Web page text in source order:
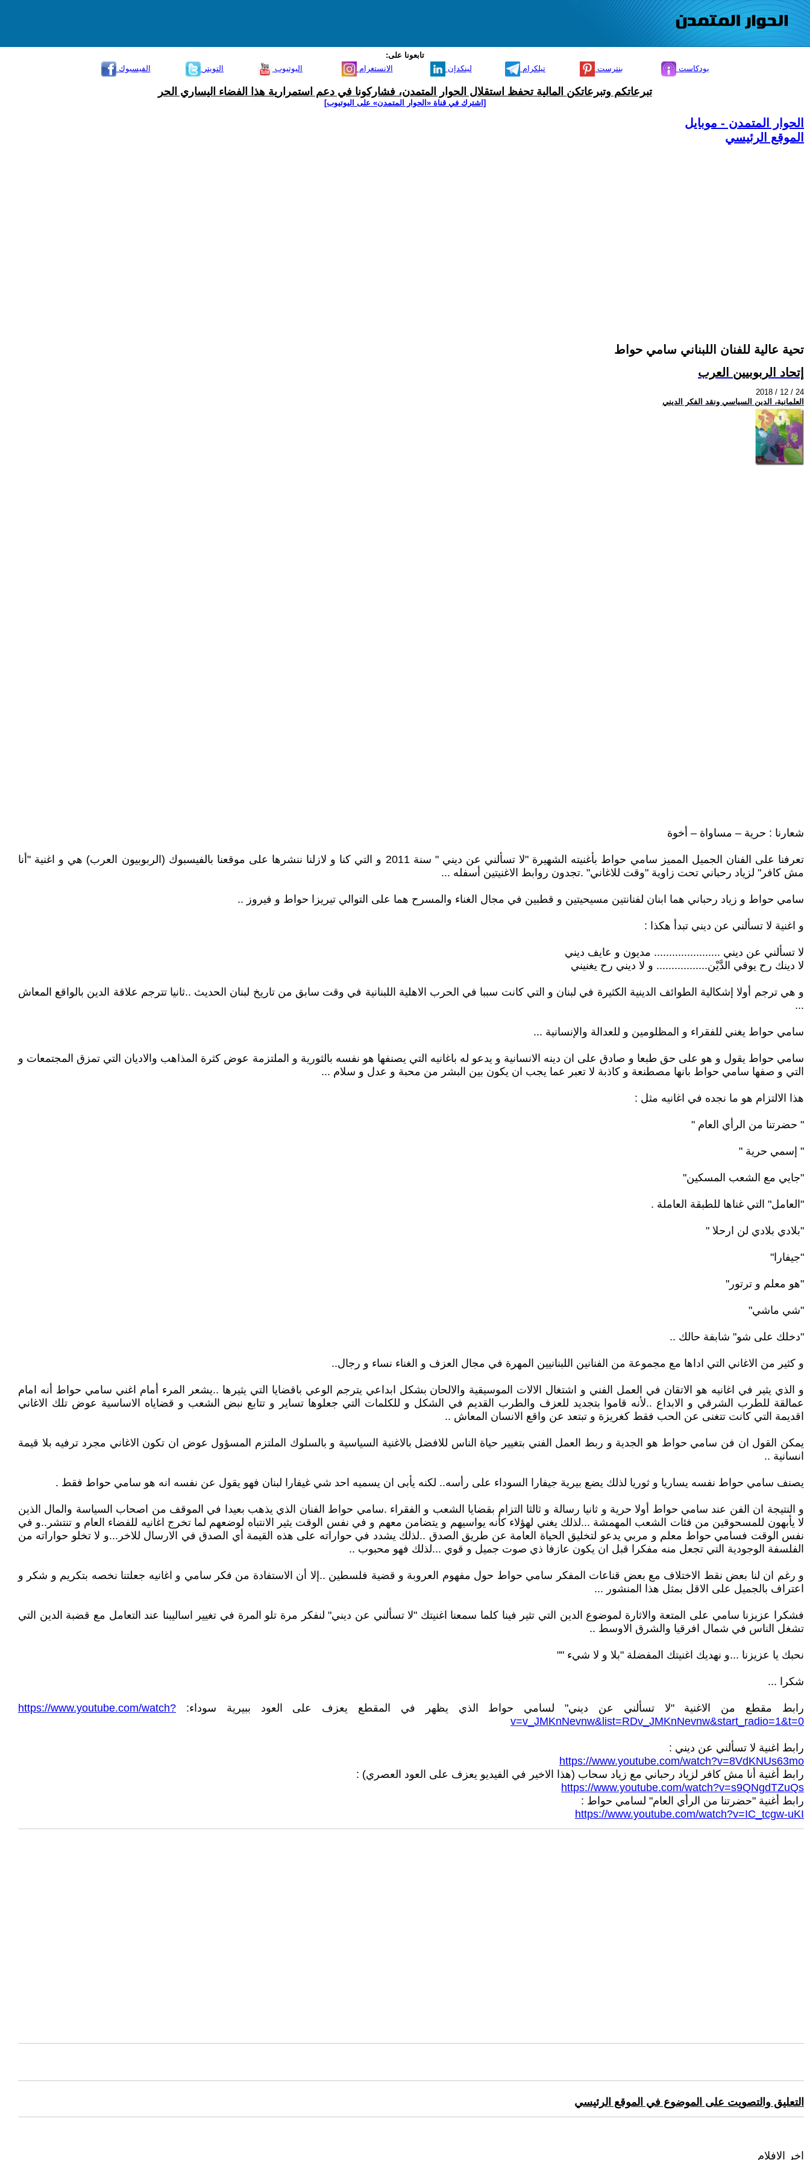
تابعونا على:
الفيسبوك
التويتر اليوتيوب الانستغرام لينكدإن تيلكرام بنترست بودكاست
تبرعاتكم وتبرعاتكن المالية تحفظ استقلال الحوار المتمدن، فشاركونا في دعم استمرارية هذا الفضاء اليساري الحر
[اشترك في قناة ‫«الحوار المتمدن» على اليوتيوب]
الحوار المتمدن - موبايل
الموقع الرئيسي
تحية عالية للفنان اللبناني سامي حواط
إتحاد الربوبيين العرب
2018 / 12 / 24
العلمانية، الدين السياسي ونقد الفكر الديني
شعارنا : حرية – مساواة – أخوة
تعرفنا على الفنان الجميل المميز سامي حواط بأغنيته الشهيرة "لا تسألني عن ديني " سنة 2011 و التي كنا و لازلنا ننشرها على موقعنا بالفيسبوك (الربوبيون العرب) هي و اغنية "أنا
مش كافر" لزياد رحباني تحت زاوية "وقت للاغاني" .تجدون روابط الاغنيتين أسفله ...
سامي حواط و زياد رحباني هما ابنان لفنانتين مسيحيتين و قطبين في مجال الغناء والمسرح هما على التوالي تيريزا حواط و فيروز ..
و اغنية لا تسألني عن ديني تبدأ هكذا :
لا تسألني عن ديني ...................... مديون و عايف ديني
لا دينك رح يوفي الدَّيْن................. و لا ديني رح يغنيني
و هي ترجم أولا إشكالية الطوائف الدينية الكثيرة في لبنان و التي كانت سببا في الحرب الاهلية اللبنانية في وقت سابق من تاريخ لبنان الحديث ..ثانيا تترجم علاقة الدين بالواقع المعاش
...
سامي حواط يغني للفقراء و المظلومين و للعدالة والإنسانية ...
سامي حواط يقول و هو على حق طبعا و صادق على ان دينه الانسانية و يدعو له باغانيه التي يصنفها هو نفسه بالثورية و الملتزمة عوض كثرة المذاهب والاديان التي تمزق المجتمعات و
التي و صفها سامي حواط بانها مصطنعة و كاذبة لا تعبر عما يجب ان يكون بين البشر من محبة و عدل و سلام ...
هذا الالتزام هو ما نجده في اغانيه مثل :
" حضرتنا من الرأي العام "
" إسمي حرية "
"جايي مع الشعب المسكين"
"العامل" التي غناها للطبقة العاملة .
"بلادي بلادي لن ارحلا "
"جيفارا"
"هو معلم و ترتور"
"شي ماشي"
"دخلك على شو" شابفة حالك ..
و كثير من الاغاني التي اداها مع مجموعة من الفنانين اللبنانيين المهرة في مجال العزف و الغناء نساء و رجال..
و الذي يثير في اغانيه هو الاتقان في العمل الفني و اشتغال الالات الموسيقية والالحان بشكل ابداعي يترجم الوعي باقضايا التي يثيرها ..يشعر المرء أمام اغني سامي حواط أنه امام
عمالقة للطرب الشرقي و الابداع ..لأنه قاموا بتجديد للعزف والطرب القديم في الشكل و للكلمات التي جعلوها تساير و تتابع نبض الشعب و قضاياه الاساسية عوض تلك الاغاني
اقديمة التي كانت تتغنى عن الحب فقط كغريزة و تبتعد عن واقع الانسان المعاش ..
يمكن القول ان فن سامي حواط هو الجدية و ربط العمل الفني بتغيير حياة الناس للافضل بالاغنية السياسية و بالسلوك الملتزم المسؤول عوض ان تكون الاغاني مجرد ترفيه بلا قيمة
انسانية ..
يصنف سامي حواط نفسه يساريا و ثوريا لذلك يضع بيرية جيفارا السوداء على رأسه.. لكنه يأبى ان يسميه احد شي غيفارا لبنان فهو يقول عن نفسه انه هو سامي حواط فقط .
و النتيجة ان الفن عند سامي حواط أولا حرية و ثانيا رسالة و ثالثا التزام بقضايا الشعب و الفقراء .سامي حواط الفنان الذي يذهب بعيدا في الموقف من اصحاب السياسة والمال الذين
لا يأبهون للمسحوقين من فئات الشعب المهمشة ...لذلك يغني لهؤلاء كأنه يواسيهم و يتضامن معهم و في نفس الوقت يثير الانتباه لوضعهم لما تخرج اغانيه للفضاء العام و تنتشر..و في
نفس الوقت فسامي حواط معلم و مربي يدعو لتخليق الحياة العامة عن طريق الصدق ..لذلك يشدد في حواراته على هذه القيمة أي الصدق في الارسال للاخر...و لا تخلو حواراته من
الفلسفة الوجودية التي تجعل منه مفكرا قبل ان يكون عازفا ذي صوت جميل و قوي ...لذلك فهو محبوب ..
و رغم ان لنا بعض نقط الاختلاف مع بعض قناعات المفكر سامي حواط حول مفهوم العروبة و قضية فلسطين ..إلا أن الاستفادة من فكر سامي و اغانيه جعلتنا نخصه بتكريم و شكر و
اعتراف بالجميل على الاقل بمثل هذا المنشور ...
فشكرا عزيزنا سامي على المتعة والاثارة لموضوع الدين التي تثير فينا كلما سمعنا اغنيتك "لا تسألني عن ديني" لنفكر مرة تلو المرة في تغيير اساليبنا عند التعامل مع قضبة الدين التي
تشغل الناس في شمال افرقيا والشرق الاوسط ..
نحبك يا عزيزنا ...و نهديك اغنيتك المفضلة "بلا و لا شيء ""
شكرا ...
رابط مقطع من الاغنية "لا تسألني عن ديني" لسامي حواط الذي يظهر في المقطع يعزف على العود ببيرية سوداء: https://www.youtube.com/watch?
v=v_JMKnNevnw&list=RDv_JMKnNevnw&start_radio=1&t=0
رابط اغنية لا تسألني عن ديني :
https://www.youtube.com/watch?v=8VdKNUs63mo
رابط أغنية أنا مش كافر لزياد رحباني مع زياد سحاب (هذا الاخير في الفيديو يعزف على العود العصري) :
https://www.youtube.com/watch?v=s9QNgdTZuQs
رابط أغنية "حضرتنا من الرأي العام" لسامي حواط :
https://www.youtube.com/watch?v=IC_tcgw-uKI
التعليق والتصويت على الموضوع في الموقع الرئيسي
اخر الافلام